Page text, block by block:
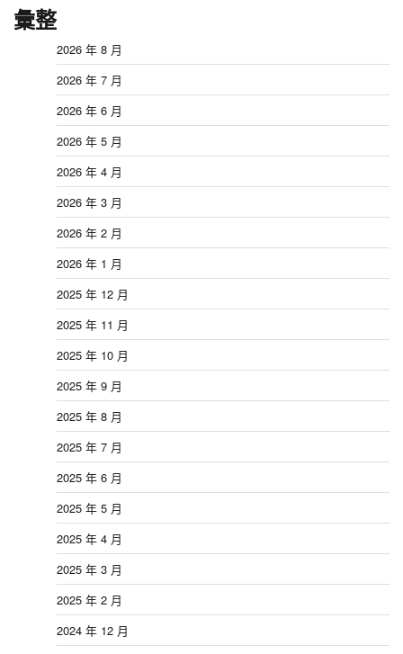
彙整
2026 年 8 月
2026 年 7 月
2026 年 6 月
2026 年 5 月
2026 年 4 月
2026 年 3 月
2026 年 2 月
2026 年 1 月
2025 年 12 月
2025 年 11 月
2025 年 10 月
2025 年 9 月
2025 年 8 月
2025 年 7 月
2025 年 6 月
2025 年 5 月
2025 年 4 月
2025 年 3 月
2025 年 2 月
2024 年 12 月